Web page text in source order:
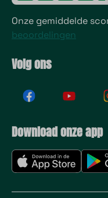
Onze gemiddelde
beoordelingen
Volg ons
Download onze app